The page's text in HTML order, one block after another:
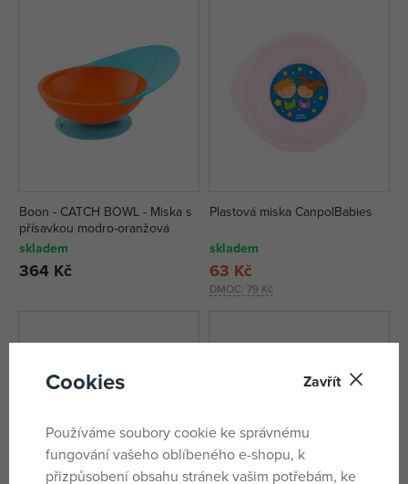
Boon - CATCH BOWL - Miska s
přísavkou modro-oranžová
skladem
364 Kč
Plastová miska CanpolBabies
skladem
DMOC: 79 Kč
63 Kč
Cookies Zavřít
Používáme soubory cookie ke správnému
fungování vašeho oblíbeného e-shopu, k
přizpůsobení obsahu stránek vašim potřebám, ke